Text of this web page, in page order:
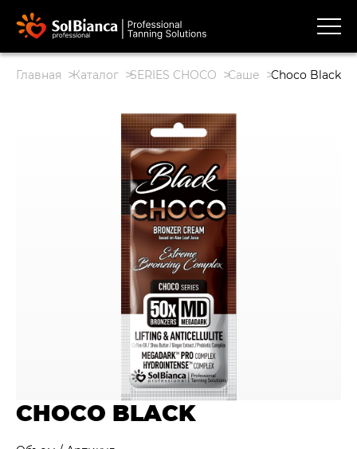
Главная Каталог SERIES CHOCO Саше Choco Black
CHOCO BLACK